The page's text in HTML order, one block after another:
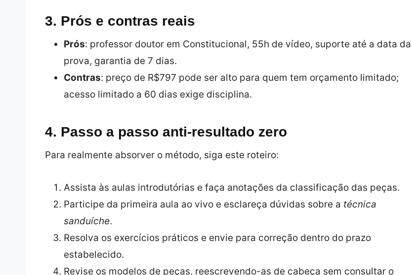
3. Prós e contras reais
Prós: professor doutor em Constitucional, 55h de vídeo, suporte até a data da
prova, garantia de 7 dias.
Contras: preço de R$797 pode ser alto para quem tem orçamento limitado;
acesso limitado a 60 dias exige disciplina.
4. Passo a passo anti‑resultado zero
Para realmente absorver o método, siga este roteiro:
Assista às aulas introdutórias e faça anotações da classificação das peças.
Participe da primeira aula ao vivo e esclareça dúvidas sobre a técnica
sanduíche.
Resolva os exercícios práticos e envie para correção dentro do prazo
estabelecido.
Revise os modelos de peças, reescrevendo-as de cabeça sem consultar o